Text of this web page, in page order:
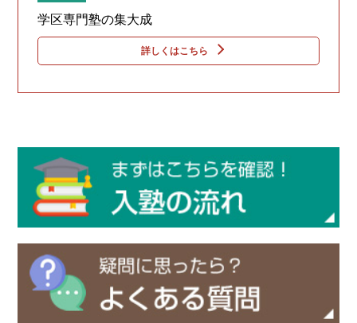
学区専門塾の集大成
詳しくはこちら